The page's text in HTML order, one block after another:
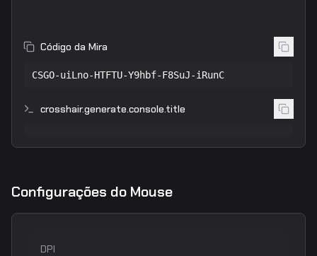
Código da Mira
CSGO-uiLno-HTFTU-Y9hbf-F8SuJ-iRunC
crosshair.generate.console.title
Configurações do Mouse
DPI